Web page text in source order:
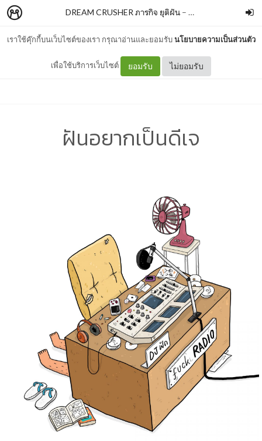
เราใช้คุ๊กกี้บนเว็บไซต์ของเรา กรุณาอ่านและยอมรับนโยบายความเป็นส่วนตัว
เพื่อใช้บริการเว็บไซต์ ยอมรับ ไม่ยอมรับ
DREAM CRUSHER ภารกิจ ยุติฝัน – SALMONBOOKS
ฝันอยากเป็นดีเจ